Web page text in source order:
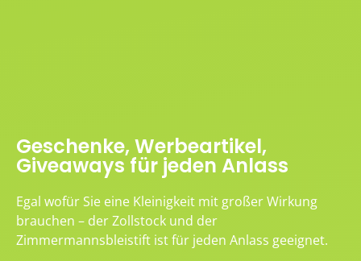
Geschenke, Werbeartikel,
Giveaways für jeden Anlass
Egal wofür Sie eine Kleinigkeit mit großer Wirkung
brauchen – der Zollstock und der
Zimmermannsbleistift ist für jeden Anlass geeignet.